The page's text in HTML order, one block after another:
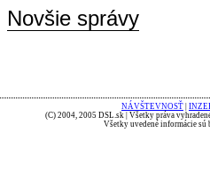
Novšie správy
NÁVŠTEVNOSŤ
(C) 2004, 2005 DSL.sk | Všetky práva
Všetky uvedené informácie sú